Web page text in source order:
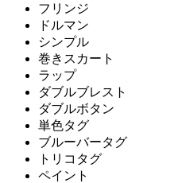
フリンジ
ドルマン
シンプル
巻きスカート
ラップ
ダブルブレスト
ダブルボタン
単色タグ
ブルーバータグ
トリコタグ
ペイント